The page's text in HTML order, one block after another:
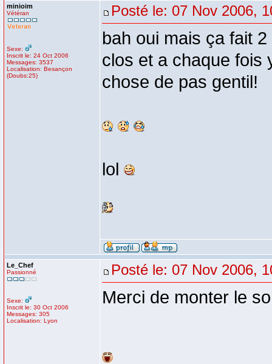
minioim
Vétéran
Sexe:
Inscrit le: 24 Oct 2006
Messages: 3537
Localisation: Besançon
(Doubs:25)
Posté le: 07 Nov 2006,
bah oui mais ça fait
clos et a chaque fois
chose de pas gentil!
lol
Le_Chef
Passionné
Sexe:
Inscrit le: 30 Oct 2006
Messages: 305
Localisation: Lyon
Posté le: 07 Nov 2006,
Merci de monter le